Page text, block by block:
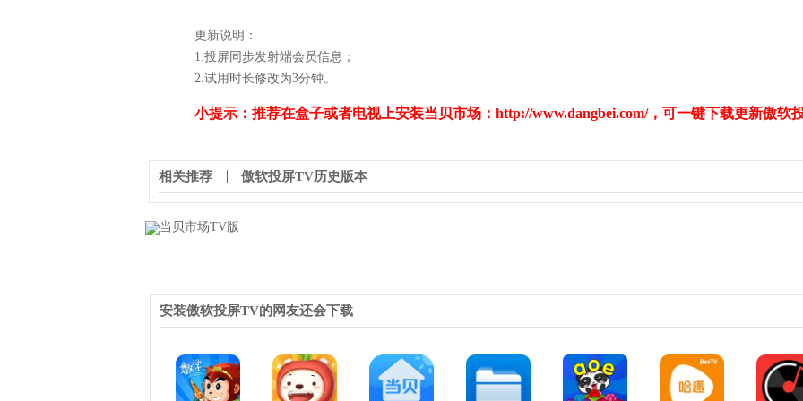
更新说明：
1.投屏同步发射端会员信息；
2.试用时长修改为3分钟。
小提示：推荐在盒子或者电视上安装当贝市场： http://www.dangbei.com/，可一键下载更新傲软
相关推荐 傲软投屏TV历史版本
安装傲软投屏TV的网友还会下载